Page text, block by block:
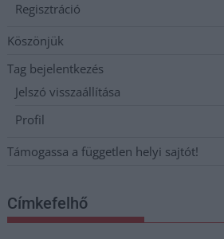
Regisztráció
Köszönjük
Tag bejelentkezés
Jelszó visszaállítása
Profil
Támogassa a független helyi sajtót!
Címkefelhő